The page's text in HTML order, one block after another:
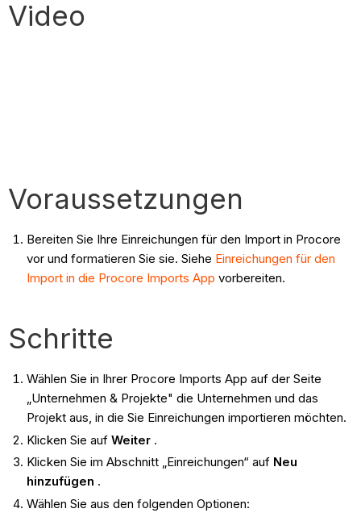
Video
Voraussetzungen
Bereiten Sie Ihre Einreichungen für den Import in Procore
vor und formatieren Sie sie. Siehe Einreichungen für den
Import in die Procore Imports App vorbereiten.
Schritte
Wählen Sie in Ihrer Procore Imports App auf der Seite
„Unternehmen & Projekte" die Unternehmen und das
Projekt aus, in die Sie Einreichungen importieren möchten.
Klicken Sie auf Weiter.
Klicken Sie im Abschnitt „Einreichungen“ auf Neu
hinzufügen .
Wählen Sie aus den folgenden Optionen: